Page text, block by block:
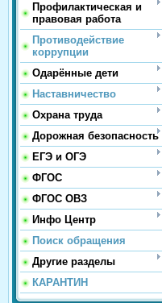
Профилактическая и
правовая работа
Противодействие
коррупции
Одарённые дети
Наставничество
Охрана труда
Дорожная безопасность
ЕГЭ и ОГЭ
ФГОС
ФГОС ОВЗ
Инфо Центр
Поиск обращения
Другие разделы
КАРАНТИН